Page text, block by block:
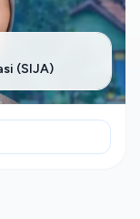
(SIJA)